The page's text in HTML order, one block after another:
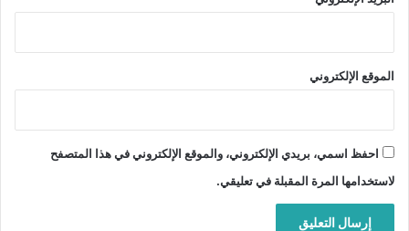
الموقع الإلكتروني
احفظ اسمي، بريدي الإلكتروني، والموقع الإلكتروني في هذا المتصفح
لاستخدامها المرة المقبلة في تعليقي.